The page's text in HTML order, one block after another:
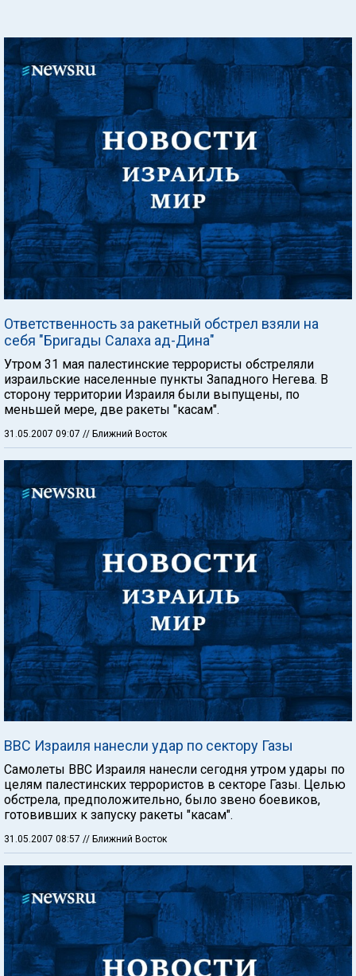
Ответственность за ракетный обстрел взяли на
себя "Бригады Салаха ад-Дина"
Утром 31 мая палестинские террористы обстреляли
израильские населенные пункты Западного Негева. В
сторону территории Израиля были выпущены, по
меньшей мере, две ракеты "касам".
31.05.2007 09:07 // Ближний Восток
ВВС Израиля нанесли удар по сектору Газы
Самолеты ВВC Израиля нанесли сегодня утром удары по
целям палестинских террористов в секторе Газы. Целью
обстрела, предположительно, было звено боевиков,
готовивших к запуску ракеты "касам".
31.05.2007 08:57 // Ближний Восток